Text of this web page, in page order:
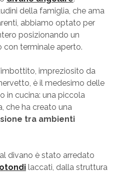
della famiglia, che ama
abbiamo optato per
posizionando un
terminale aperto.
impreziosito da
è il medesimo delle
in cucina: una piccola
che ha creato una
tra ambienti
divano è stato arredato
laccati, dalla struttura